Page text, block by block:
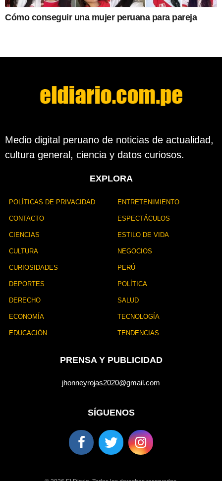
Cómo conseguir una mujer peruana para pareja
Medio digital peruano de noticias de actualidad,
cultura general, ciencia y datos curiosos.
EXPLORA
POLÍTICAS DE PRIVACIDAD
CONTACTO
CIENCIAS
CULTURA
CURIOSIDADES
DEPORTES
DERECHO
ECONOMÍA
EDUCACIÓN
ENTRETENIMIENTO
ESPECTÁCULOS
ESTILO DE VIDA
NEGOCIOS
PERÚ
POLÍTICA
SALUD
TECNOLOGÍA
TENDENCIAS
PRENSA Y PUBLICIDAD
jhonneyrojas2020@gmail.com
SÍGUENOS